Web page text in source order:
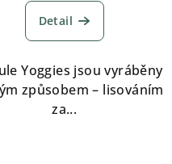
Detail
Yoggies jsou vyráběny
způsobem – lisováním
za...